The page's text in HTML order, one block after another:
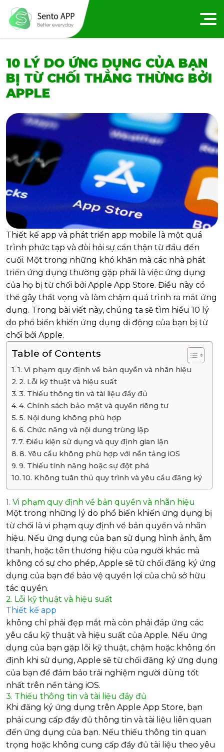
10 LÝ DO ỨNG DỤNG CỦA BẠN
BỊ TỪ CHỐI THẲNG THỪNG BỞI
APPLE
Thiết kế app và phát triển app mobile là một quá
trình phức tạp và đòi hỏi sự cẩn thận từ đầu đến
cuối. Một trong những khó khăn mà các nhà phát
triển ứng dụng thường gặp phải là việc ứng dụng
của họ bị từ chối bởi Apple App Store. Điều này có
thể gây thất vọng và làm chậm quá trình ra mắt ứng
dụng. Trong bài viết này, chúng ta sẽ tìm hiểu 10 lý
do phổ biến khiến ứng dụng di động của bạn bị từ
chối bởi Apple.
Table of Contents
1. Vi phạm quy định về bản quyền và nhãn hiệu
2. Lỗi kỹ thuật và hiệu suất
3. Thiếu thông tin và tài liệu đầy đủ
4. Chính sách bảo mật và quyền riêng tư
5. Nội dung không phù hợp
6. Chức năng và nội dung trùng lặp
7. Điều kiện sử dụng và quy định gian lận
8. Yêu cầu không phù hợp với nền tảng iOS
9. Thiếu tính năng hoặc sự đột phá
10. Không tuân thủ quy trình và yêu cầu đăng ký
1. Vi phạm quy định về bản quyền và nhãn hiệu
Một trong những lý do phổ biến khiến ứng dụng bị
từ chối là vi phạm quy định về bản quyền và nhãn
hiệu. Nếu ứng dụng của bạn sử dụng hình ảnh, âm
thanh, hoặc tên thương hiệu của người khác mà
không có sự cho phép, Apple sẽ từ chối đăng ký ứng
dụng của bạn để bảo vệ quyền lợi của chủ sở hữu
tác quyền.
2. Lỗi kỹ thuật và hiệu suất
Thiết kế app
không chỉ phải đẹp mắt mà còn phải đáp ứng các
yêu cầu kỹ thuật và hiệu suất của Apple. Nếu ứng
dụng của bạn gặp lỗi kỹ thuật, chậm hoặc không ổn
định khi sử dụng, Apple sẽ từ chối đăng ký ứng dụng
của bạn để đảm bảo trải nghiệm người dùng tốt
nhất trên nền tảng iOS.
3. Thiếu thông tin và tài liệu đầy đủ
Khi đăng ký ứng dụng trên Apple App Store, bạn
phải cung cấp đầy đủ thông tin và tài liệu liên quan
đến ứng dụng của bạn. Nếu thiếu thông tin quan
trọng hoặc không cung cấp đầy đủ tài liệu theo yêu